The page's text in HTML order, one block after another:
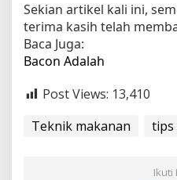
Sekian artikel kali ini,
terima kasih telah
Baca Juga:
Bacon Adalah
Post Views: 13,410
Teknik makanan
tips
Ikuti